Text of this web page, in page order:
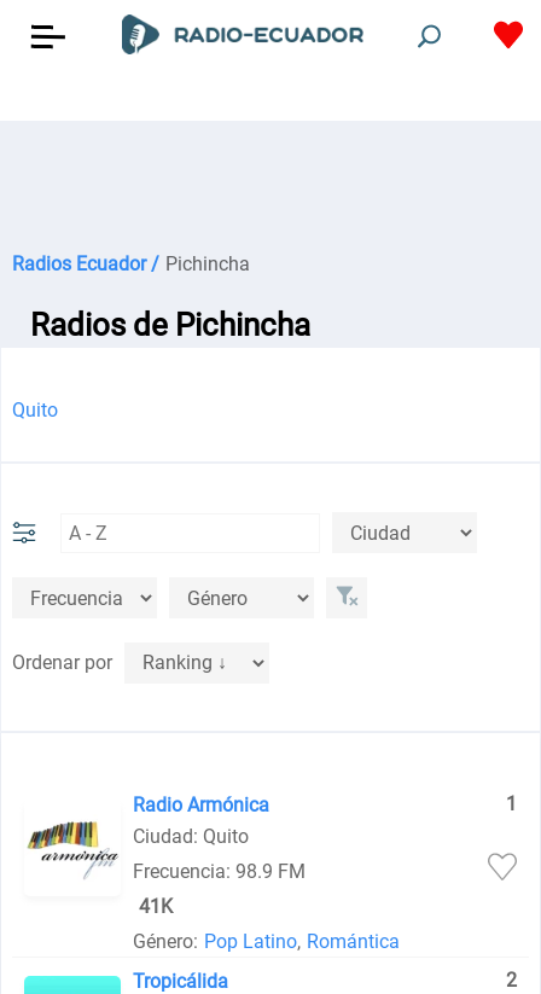
Radios Ecuador / Pichincha
Radios de Pichincha
Quito
Ordenar por
Radio Armónica
1
Ciudad: Quito
Frecuencia: 98.9 FM
41K
Género: Pop Latino, Romántica
Tropicálida
2